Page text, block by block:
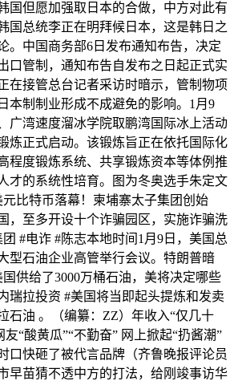
国但愿加强取日本的合做，中方对此有
国总统李正在明拜候日本，这是韩日之
。中国商务部6日发布通知布告，决定
口管制，通知布告自发布之日起正式实
在接管总台记者采访时暗示，管制物项
本制制业形成不成避免的影响。1月9
广湾速度溜冰学院取鹏湾国际冰上活动
炼正式启动。该锻炼旨正在依托国际化
程度锻炼系统、共享锻炼资本等体例推
才的系统性培育。图为冬奥选手朱定文
比特币落幕！柬埔寨太子集团创始
，至多开设十个诈骗园区，实施诈骗洗
#电诈 #陈志本地时间1月9日，美国总
型石油企业高管举行会议。特朗普暗
供给了3000万桶石油，美将决定哪些
瑞拉投资 #美国将当即起头提炼和发卖
石油 。（编纂：ZZ）年收入“仅几十
“酸黄瓜”“不勤奋” 网上掀起“扔酱潮”
口快砸了被代言品牌（齐鲁晚报评论员
早苗猜不透中方的打法，给刚竣事访华